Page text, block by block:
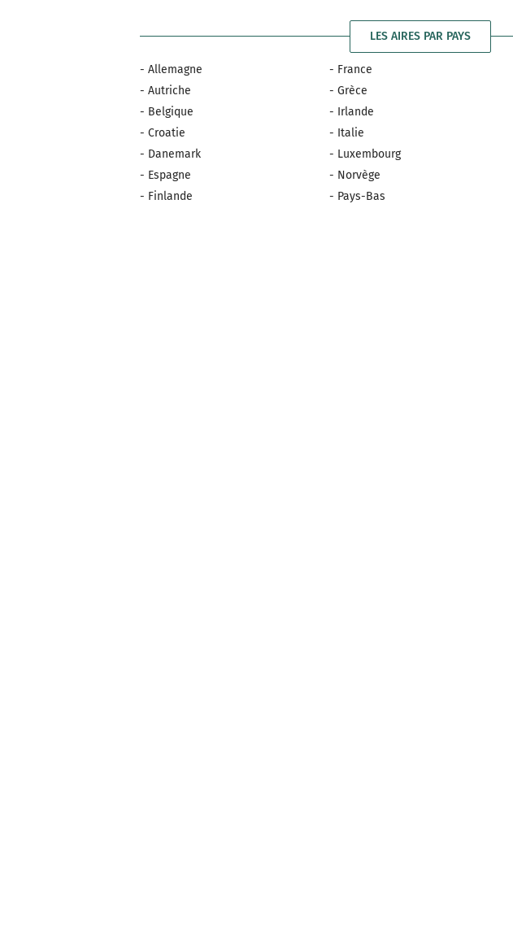
LES AIRES PAR PAYS
- Allemagne
- Autriche
- Belgique
- Croatie
- Danemark
- Espagne
- Finlande
- France
- Grèce
- Irlande
- Italie
- Luxembourg
- Norvège
- Pays-Bas